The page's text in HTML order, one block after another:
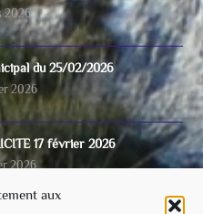
aux
2026
du 25/02/2026
2026
17 février 2026
2026